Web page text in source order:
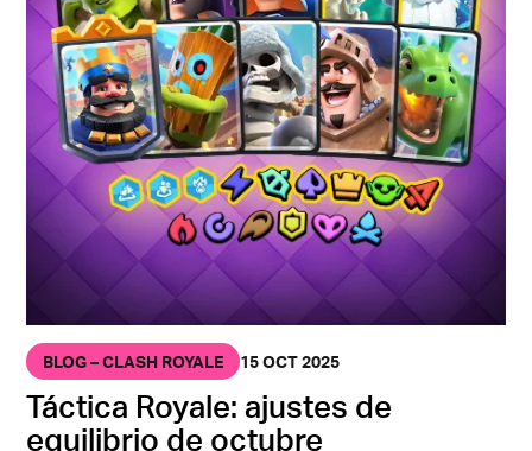
BLOG – CLASH ROYALE 15 OCT 2025
Táctica Royale: ajustes de
equilibrio de octubre